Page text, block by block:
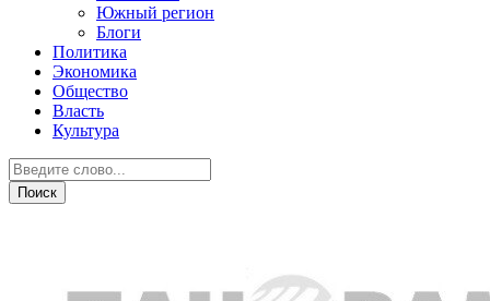
Южный регион
Блоги
Политика
Экономика
Общество
Власть
Культура